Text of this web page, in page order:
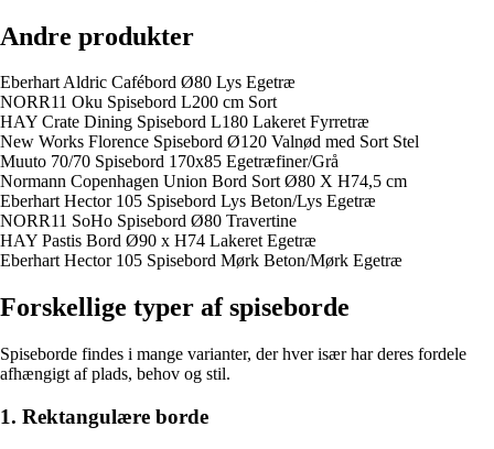
Andre produkter
Eberhart Aldric Cafébord Ø80 Lys Egetræ
NORR11 Oku Spisebord L200 cm Sort
HAY Crate Dining Spisebord L180 Lakeret Fyrretræ
New Works Florence Spisebord Ø120 Valnød med Sort Stel
Muuto 70/70 Spisebord 170x85 Egetræfiner/Grå
Normann Copenhagen Union Bord Sort Ø80 X H74,5 cm
Eberhart Hector 105 Spisebord Lys Beton/Lys Egetræ
NORR11 SoHo Spisebord Ø80 Travertine
HAY Pastis Bord Ø90 x H74 Lakeret Egetræ
Eberhart Hector 105 Spisebord Mørk Beton/Mørk Egetræ
Forskellige typer af spiseborde
Spiseborde findes i mange varianter, der hver især har deres fordele
afhængigt af plads, behov og stil.
1. Rektangulære borde